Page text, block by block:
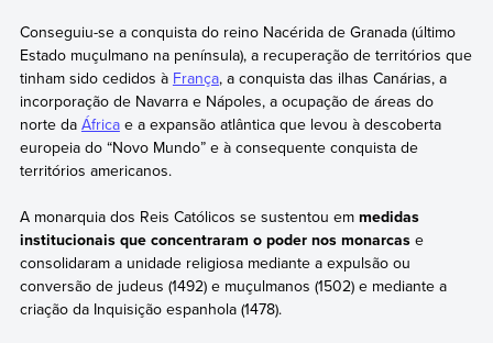
Conseguiu-se a conquista do reino Nacérida de Granada (último
Estado muçulmano na península), a recuperação de territórios que
tinham sido cedidos à França, a conquista das ilhas Canárias, a
incorporação de Navarra e Nápoles, a ocupação de áreas do
norte da Áfricae a expansão atlântica que levou à descoberta
europeia do “Novo Mundo” e à consequente conquista de
territórios americanos.
A monarquia dos Reis Católicos se sustentou emmedidas
institucionais que concentraram o poder nos monarcase
consolidaram a unidade religiosa mediante a expulsão ou
conversão de judeus (1492) e muçulmanos (1502) e mediante a
criação da Inquisição espanhola (1478).